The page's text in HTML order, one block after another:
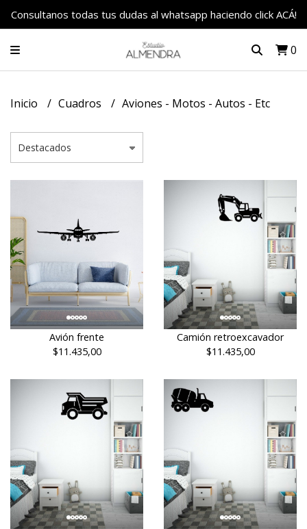
Consultanos todas tus dudas al whatsapp haciendo click ACÁ!
0
Inicio Cuadros Aviones - Motos - Autos - Etc
Avión frente
$11.435,00
Camión retroexcavador
$11.435,00